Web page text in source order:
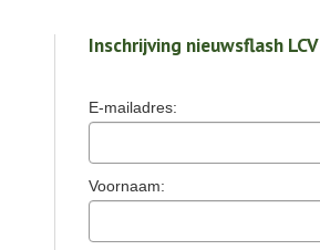
Inschrijving nieuwsflash LCV
E-mailadres:
Voornaam: